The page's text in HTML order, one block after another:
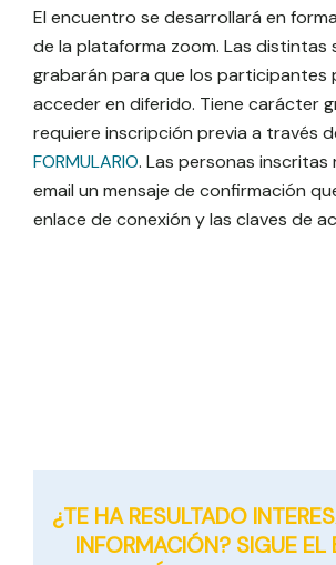
El encuentro se desarrollará en
de la plataforma zoom. Las distintas
grabarán para que los participantes
acceder en diferido. Tiene carácter
requiere inscripción previa a través
FORMULARIO. Las personas
email un mensaje de confirmación
enlace de conexión y las claves de
¿TE HA RESULTADO
INFORMACIÓN? SIGUE EL